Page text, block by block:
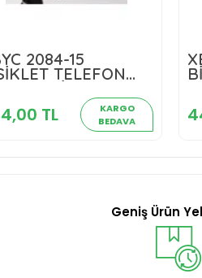
2084-15
TELEFON
SİYAH
TL
KARGO
BEDAVA
744,00 TL
Sepete Ekle
Geniş Ürün